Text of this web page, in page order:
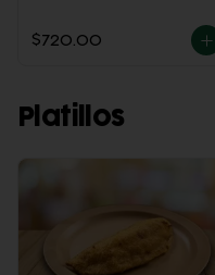
$720.00
Platillos